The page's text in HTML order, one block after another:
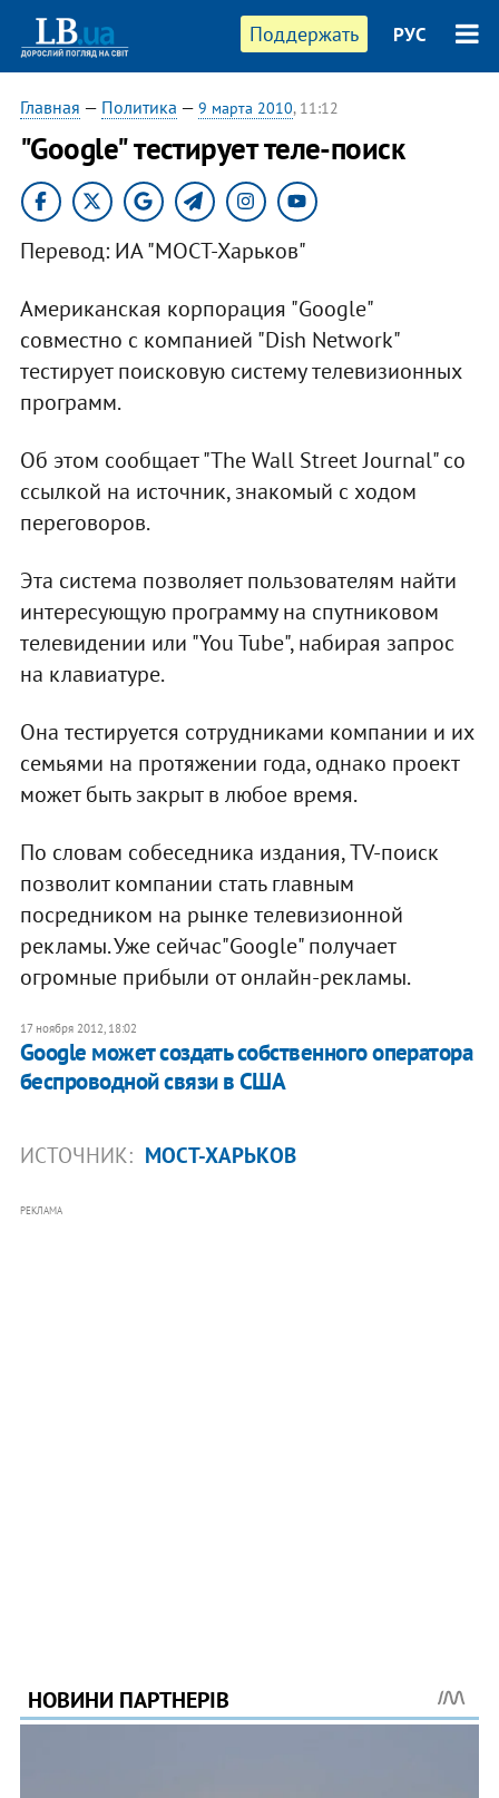
Поддержать РУС
Главная — Политика — 9 марта 2010, 11:12
"Google" тестирует теле-поиск
Перевод: ИА "МОСТ-Харьков"
Американская корпорация "Google"
совместно с компанией "Dish Network"
тестирует поисковую систему телевизионных
программ.
Об этом сообщает "The Wall Street Journal" со
ссылкой на источник, знакомый с ходом
переговоров.
Эта система позволяет пользователям найти
интересующую программу на спутниковом
телевидении или "You Tube", набирая запрос
на клавиатуре.
Она тестируется сотрудниками компании и их
семьями на протяжении года, однако проект
может быть закрыт в любое время.
По словам собеседника издания, TV-поиск
позволит компании стать главным
посредником на рынке телевизионной
рекламы. Уже сейчас"Google" получает
огромные прибыли от онлайн-рекламы.
17 ноября 2012, 18:02
Google может создать собственного оператора
беспроводной связи в США
ИСТОЧНИК: МОСТ-ХАРЬКОВ
РЕКЛАМА